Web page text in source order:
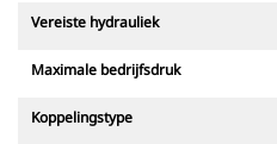
Vereiste hydrauliek
Maximale bedrijfsdruk
Koppelingstype